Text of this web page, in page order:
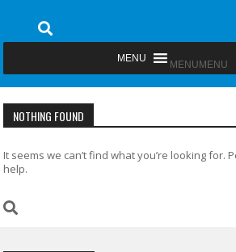
Sport&Impianti
MENU MENU
NOTHING FOUND
It seems we can’t find what you’re looking for.
help.